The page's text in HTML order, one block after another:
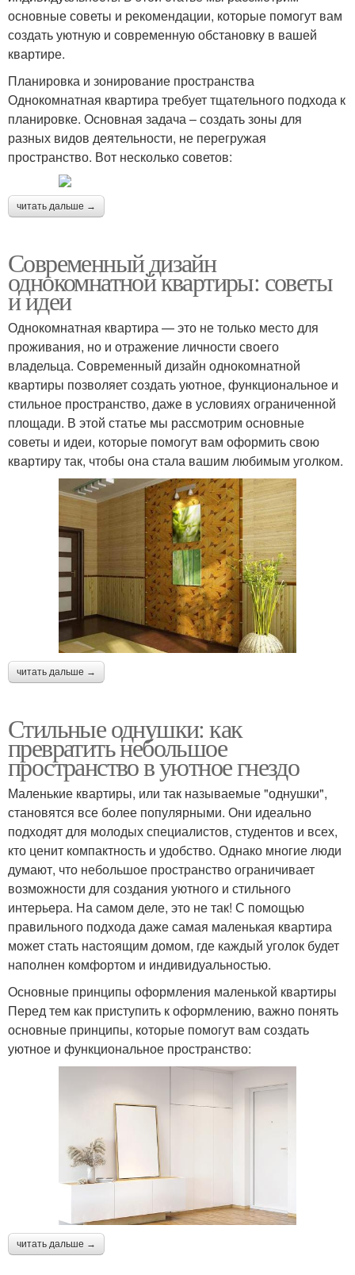
основные советы и рекомендации, которые помогут вам
создать уютную и современную обстановку в вашей
квартире.
Планировка и зонирование пространства
Однокомнатная квартира требует тщательного подхода к
планировке. Основная задача – создать зоны для
разных видов деятельности, не перегружая
пространство. Вот несколько советов:
читать дальше →
Современный дизайн
однокомнатной квартиры: советы
и идеи
Однокомнатная квартира — это не только место для
проживания, но и отражение личности своего
владельца. Современный дизайн однокомнатной
квартиры позволяет создать уютное, функциональное и
стильное пространство, даже в условиях ограниченной
площади. В этой статье мы рассмотрим основные
советы и идеи, которые помогут вам оформить свою
квартиру так, чтобы она стала вашим любимым уголком.
читать дальше →
Стильные однушки: как
превратить небольшое
пространство в уютное гнездо
Маленькие квартиры, или так называемые "однушки",
становятся все более популярными. Они идеально
подходят для молодых специалистов, студентов и всех,
кто ценит компактность и удобство. Однако многие люди
думают, что небольшое пространство ограничивает
возможности для создания уютного и стильного
интерьера. На самом деле, это не так! С помощью
правильного подхода даже самая маленькая квартира
может стать настоящим домом, где каждый уголок будет
наполнен комфортом и индивидуальностью.
Основные принципы оформления маленькой квартиры
Перед тем как приступить к оформлению, важно понять
основные принципы, которые помогут вам создать
уютное и функциональное пространство:
читать дальше →